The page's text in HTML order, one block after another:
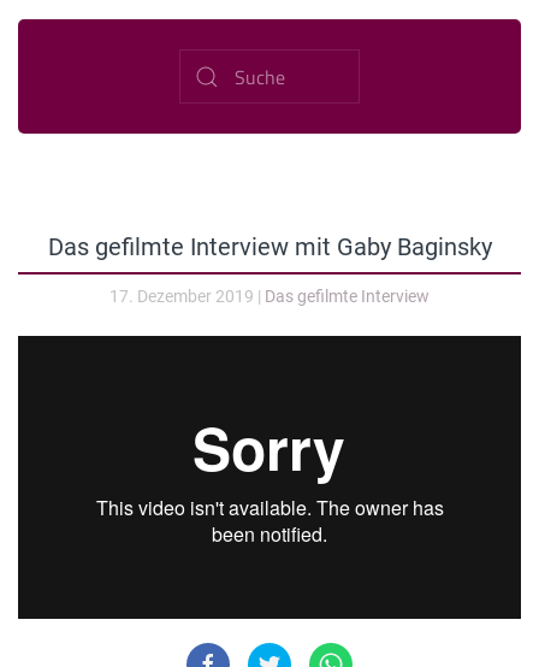
Das gefilmte Interview mit Gaby Baginsky
17. Dezember 2019 | Das gefilmte Interview